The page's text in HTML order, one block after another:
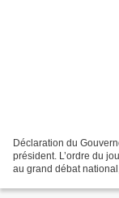
Déclaration du
président. L’ordre du
au grand débat